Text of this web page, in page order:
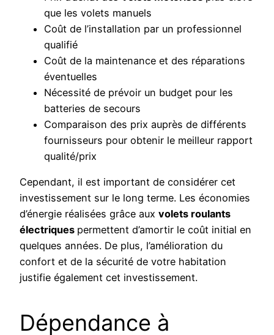
que les volets manuels
Coût de l’installation par un professionnel
qualifié
Coût de la maintenance et des réparations
éventuelles
Nécessité de prévoir un budget pour les
batteries de secours
Comparaison des prix auprès de différents
fournisseurs pour obtenir le meilleur rapport
qualité/prix
Cependant, il est important de considérer cet
investissement sur le long terme. Les économies
d’énergie réalisées grâce aux volets roulants
électriques permettent d’amortir le coût initial en
quelques années. De plus, l’amélioration du
confort et de la sécurité de votre habitation
justifie également cet investissement.
Dépendance à